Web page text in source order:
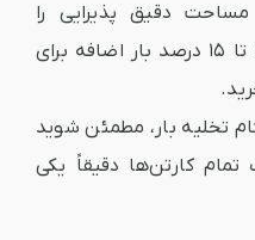
مساحت دقیق پذیرایی را
حساب کنید و حتماً ۱۰ تا ۱۵ درصد بار اضافه برای
تخلیه بار، مطمئن شوید
کارتن‌ها دقیقاً یکی